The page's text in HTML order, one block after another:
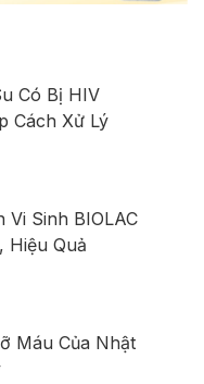
Có Bị HIV
Cách Xử Lý
Vi Sinh BIOLAC
Hiệu Quả
Máu Của Nhật